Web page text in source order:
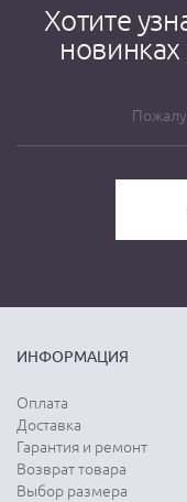
Хотите
ИНФОРМАЦИЯ
Оплата
Доставка
Гарантия и ремонт
Возврат товара
Выбор размера